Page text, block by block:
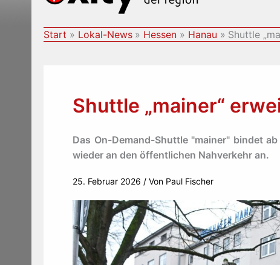
Start Lokal-News Hessen Hanau Shuttle
Shuttle „mainer“
Das On-Demand-Shuttle "mainer" bindet
wieder an den öffentlichen Nahverkehr an.
25. Februar 2026 / Von Paul Fischer